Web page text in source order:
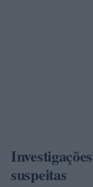
suspeitas